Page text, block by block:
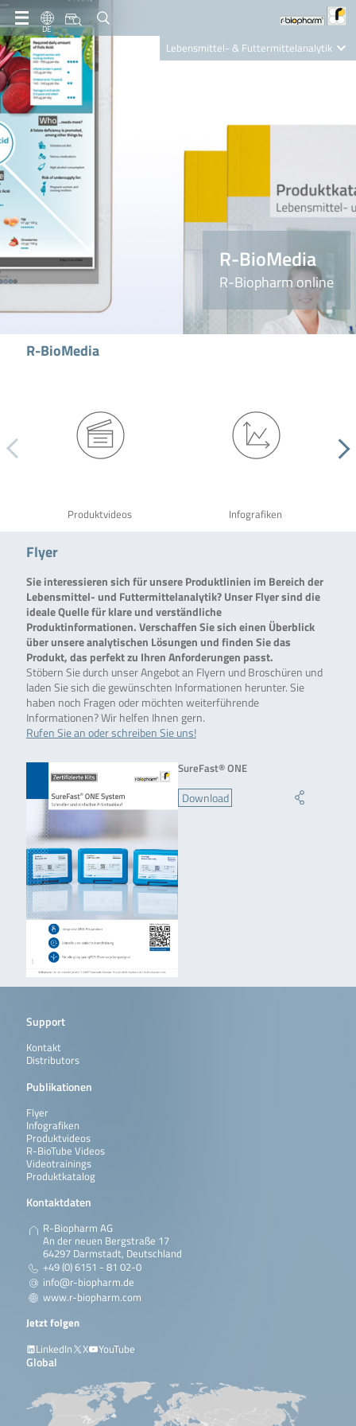
DE
Lebensmittel- & Futtermittelanalytik
Nutrition Care
R-BioMedia
R-Biopharm online
R-BioMedia
Produktvideos Infografiken
Flyer
Sie interessieren sich für unsere Produktlinien im Bereich der
Lebensmittel- und Futtermittelanalytik? Unser Flyer sind die
ideale Quelle für klare und verständliche
Produktinformationen. Verschaffen Sie sich einen Überblick
über unsere analytischen Lösungen und finden Sie das
Produkt, das perfekt zu Ihren Anforderungen passt.
Stöbern Sie durch unser Angebot an Flyern und Broschüren und
laden Sie sich die gewünschten Informationen herunter. Sie
haben noch Fragen oder möchten weiterführende
Informationen? Wir helfen Ihnen gern.
Rufen Sie an oder schreiben Sie uns!
SureFast® ONE
Download
Support
Kontakt
Distributors
Publikationen
Flyer
Infografiken
Produktvideos
R-BioTube Videos
Videotrainings
Produktkatalog
Kontaktdaten
R-Biopharm AG
An der neuen Bergstraße 17
64297 Darmstadt, Deutschland
+49 (0) 6151 - 81 02-0
info@r-biopharm.de
www.r-biopharm.com
Jetzt folgen
LinkedIn
X YouTube
Global